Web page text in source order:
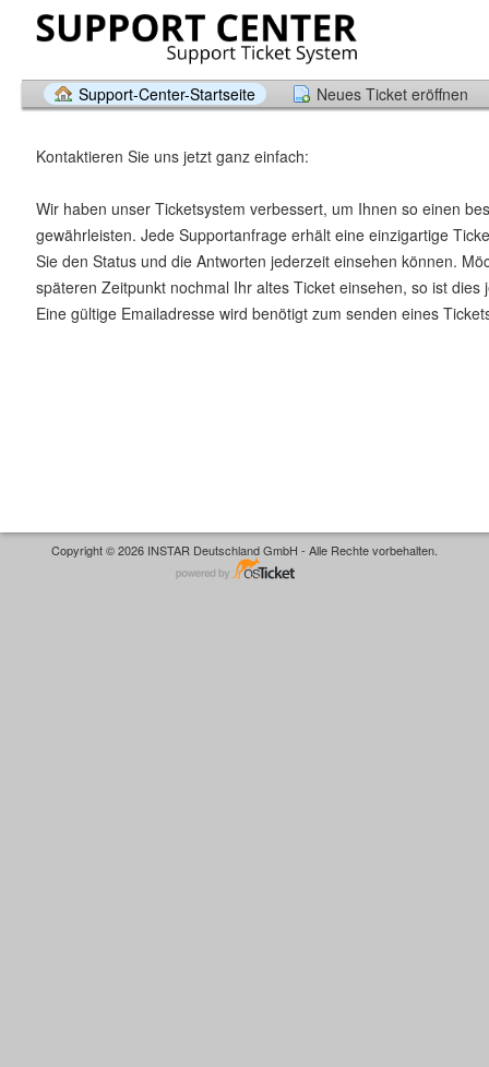
Support-Center-Startseite Neues Ticket eröffnen
Kontaktieren Sie uns jetzt ganz einfach:
Wir haben unser Ticketsystem verbessert, um Ihnen so einen
gewährleisten. Jede Supportanfrage erhält eine einzigartige
Sie den Status und die Antworten jederzeit einsehen können.
späteren Zeitpunkt nochmal Ihr altes Ticket einsehen, so ist dies
Eine gültige Emailadresse wird benötigt zum senden eines
Copyright © 2026 INSTAR Deutschland GmbH - Alle Rechte vorbehalten.